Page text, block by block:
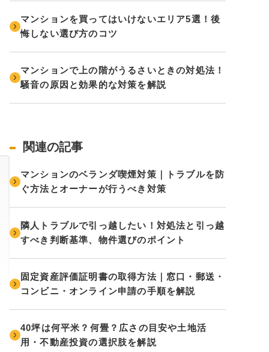
マンションを買ってはいけないエリア5選！後
悔しない選び方のコツ
マンションで上の階がうるさいときの対処法！
騒音の原因と効果的な対策を解説
関連の記事
マンションのベランダ喫煙対策｜トラブルを防
ぐ方法とオーナーが行うべき対策
隣人トラブルで引っ越したい！対処法と引っ越
すべき判断基準、物件選びのポイント
固定資産評価証明書の取得方法｜窓口・郵送・
コンビニ・オンライン申請の手順を解説
40坪は何平米？何畳？広さの目安や土地活
用・不動産投資の選択肢を解説